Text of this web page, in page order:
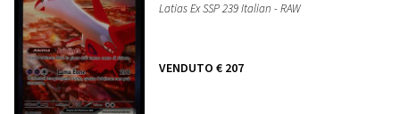
Latias Ex SSP 239 Italian - RAW
VENDUTO € 207